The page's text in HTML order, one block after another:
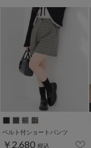
ベルト付ショートパンツ
￥2,680 税込